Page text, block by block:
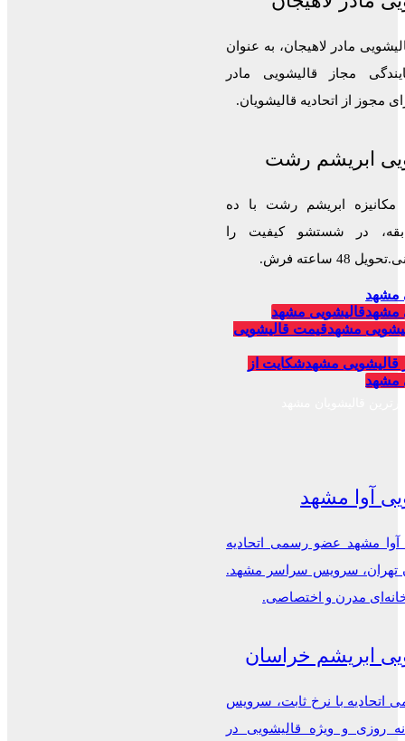
مادر لاهیجان، به عنوان
مجاز قالیشویی مادر
مجوز از اتحادیه قالیشویان.
ابریشم رشت
مکانیزه ابریشم رشت با ده
در شستشو کیفیت را
48 ساعته فرش.
مشهد
مشهدقالیشویی مشهد
مشهدقیمت قالیشویی
قالیشویی مشهدشکایت از
مشهد
آوا مشهد
آوا مشهد عضو رسمی اتحادیه
تهران، سرویس سراسر مشهد.
مدرن و اختصاصی.
ابریشم خراسان
اتحادیه با نرخ ثابت، سرویس
روزی و ویژه قالیشویی در